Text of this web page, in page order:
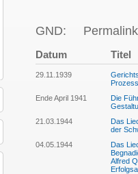
GND:
Datum Titel
29.11.1939
Ende April 1941
Die
21.03.1944
Das
der
04.05.1944
Das
Alfred